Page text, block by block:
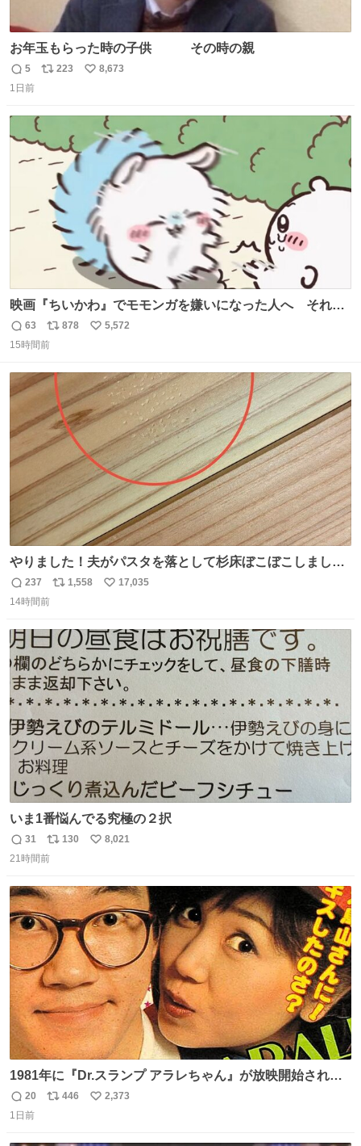
お年玉もらった時の子供 その時の親
返
信
5
リ
ト
数
223
い
8,673
1日前
映画『ちいかわ』でモモンガを嫌いになった人へ それで
も愛される理由と可能性 kai-you.net/article/96186 『映画
ちいかわ 人魚の島のひみつ』を3回観て、原作も追ってい
す。ちいかわ初心者向けです🖊
返
信
63
リ
ポ
数
878
い
数
5,572
15時間前
やりました！夫がパスタを落として杉床ぼこぼこしまし
た！よかったーーー！ファーストぼこぼこ自分じゃなく
て！これで第二波いつでもいけます！！！✌️いやーほっと
は乾燥パスタに負けます。豆腐くらいやわやわです。
返
信
237
リ
ト
数
1,558
い
数
17,035
14時間前
いま1番悩んでる究極の２択
返
信
31
リ
ポ
ト
数
130
い
数
8,021
21時間前
1981年に『Dr.スランプ アラレちゃん』が放映開始された
直後の鳥山明さんと、小山茉美さんです。
返
信
20
リ
446
い
2,373
1日前